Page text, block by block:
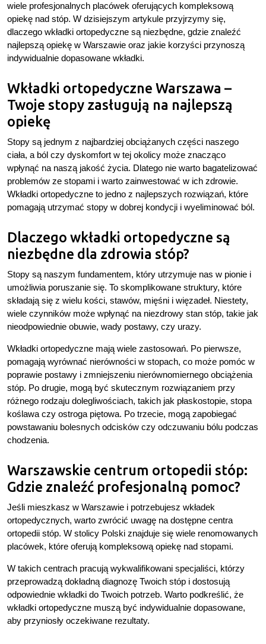
wiele profesjonalnych placówek oferujących kompleksową
opiekę nad stóp. W dzisiejszym artykule przyjrzymy się,
dlaczego wkładki ortopedyczne są niezbędne, gdzie znaleźć
najlepszą opiekę w Warszawie oraz jakie korzyści przynoszą
indywidualnie dopasowane wkładki.
Wkładki ortopedyczne Warszawa –
Twoje stopy zasługują na najlepszą
opiekę
Stopy są jednym z najbardziej obciążanych części naszego
ciała, a ból czy dyskomfort w tej okolicy może znacząco
wpłynąć na naszą jakość życia. Dlatego nie warto bagatelizować
problemów ze stopami i warto zainwestować w ich zdrowie.
Wkładki ortopedyczne to jedno z najlepszych rozwiązań, które
pomagają utrzymać stopy w dobrej kondycji i wyeliminować ból.
Dlaczego wkładki ortopedyczne są
niezbędne dla zdrowia stóp?
Stopy są naszym fundamentem, który utrzymuje nas w pionie i
umożliwia poruszanie się. To skomplikowane struktury, które
składają się z wielu kości, stawów, mięśni i więzadeł. Niestety,
wiele czynników może wpłynąć na niezdrowy stan stóp, takie jak
nieodpowiednie obuwie, wady postawy, czy urazy.
Wkładki ortopedyczne mają wiele zastosowań. Po pierwsze,
pomagają wyrównać nierówności w stopach, co może pomóc w
poprawie postawy i zmniejszeniu nierównomiernego obciążenia
stóp. Po drugie, mogą być skutecznym rozwiązaniem przy
różnego rodzaju dolegliwościach, takich jak płaskostopie, stopa
koślawa czy ostroga piętowa. Po trzecie, mogą zapobiegać
powstawaniu bolesnych odcisków czy odczuwaniu bólu podczas
chodzenia.
Warszawskie centrum ortopedii stóp:
Gdzie znaleźć profesjonalną pomoc?
Jeśli mieszkasz w Warszawie i potrzebujesz wkładek
ortopedycznych, warto zwrócić uwagę na dostępne centra
ortopedii stóp. W stolicy Polski znajduje się wiele renomowanych
placówek, które oferują kompleksową opiekę nad stopami.
W takich centrach pracują wykwalifikowani specjaliści, którzy
przeprowadzą dokładną diagnozę Twoich stóp i dostosują
odpowiednie wkładki do Twoich potrzeb. Warto podkreślić, że
wkładki ortopedyczne muszą być indywidualnie dopasowane,
aby przyniosły oczekiwane rezultaty.